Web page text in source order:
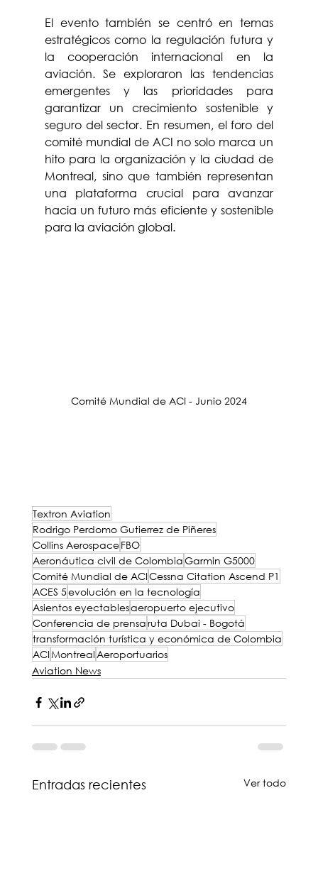
El evento también se centró en temas
estratégicos como la regulación futura y
la cooperación internacional en la
aviación. Se exploraron las tendencias
emergentes y las prioridades para
garantizar un crecimiento sostenible y
seguro del sector. En resumen, el foro del
comité mundial de ACI no solo marca un
hito para la organización y la ciudad de
Montreal, sino que también representan
una plataforma crucial para avanzar
hacia un futuro más eficiente y sostenible
para la aviación global.
Comité Mundial de ACI - Junio 2024
Textron Aviation
Rodrigo Perdomo Gutierrez de Piñeres
Collins AerospaceFBO
Aeronáutica civil de ColombiaGarmin G5000
Comité Mundial de ACICessna Citation Ascend P1
ACES 5evolución en la tecnología
Asientos eyectablesaeropuerto ejecutivo
Conferencia de prensaruta Dubai - Bogotá
transformación turística y económica de Colombia
ACIMontrealAeroportuarios
Aviation News
Entradas recientes Ver todo